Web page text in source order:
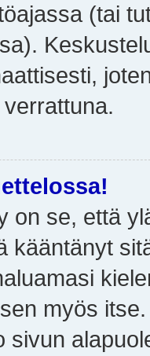
(tai
on se, että
kääntänyt
myös
sivun